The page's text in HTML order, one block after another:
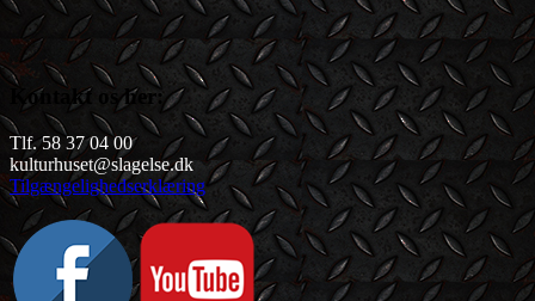
Kontakt os her:
Tlf. 58 37 04 00
kulturhuset@slagelse.dk
Tilgængelighedserklæring